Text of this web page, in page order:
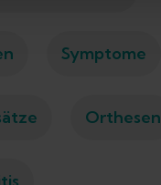
Symptome
Orthesen